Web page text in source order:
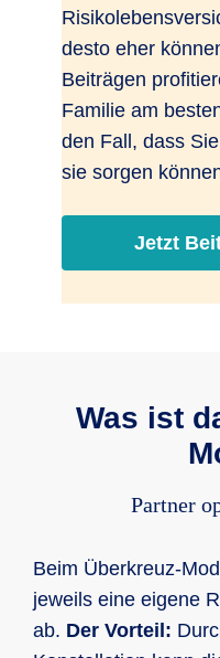
desto eher
Beiträgen
Familie am
den Fall, dass
sie sorgen
Jetzt
Was ist
Partner
Beim Überkreuz-
jeweils eine eigene
ab. Der Vorteil: